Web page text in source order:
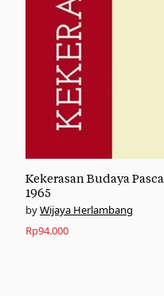
Kekerasan Budaya Pasca
1965
Wijaya Herlambang
Rp94.000